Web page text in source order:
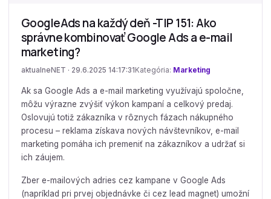
GoogleAds na každý deň -TIP 151: Ako
správne kombinovať Google Ads a e-mail
marketing?
aktualneNET · 29.6.2025 14:17:31 Kategória: Marketing
Ak sa Google Ads a e-mail marketing využívajú spoločne,
môžu výrazne zvýšiť výkon kampaní a celkový predaj.
Oslovujú totiž zákazníka v rôznych fázach nákupného
procesu – reklama získava nových návštevníkov, e-mail
marketing pomáha ich premeniť na zákazníkov a udržať si
ich záujem.
Zber e-mailových adries cez kampane v Google Ads
(napríklad pri prvej objednávke či cez lead magnet) umožní